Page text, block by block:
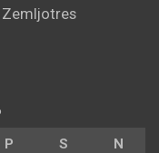
Zemljotres
P S N